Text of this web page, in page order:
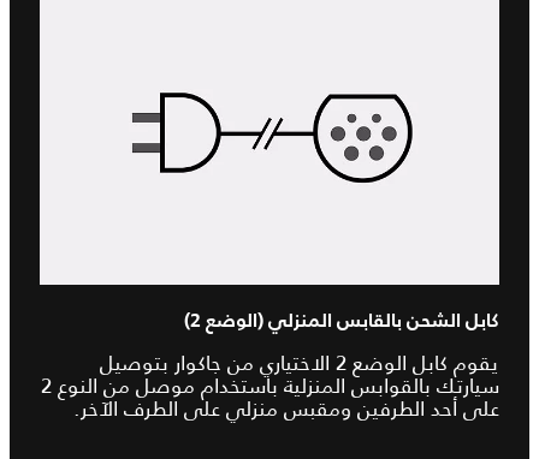
كابل الشحن بالقابس المنزلي (الوضع 2)
يقوم كابل الوضع 2 الاختياري من جاكوار بتوصيل
سيارتك بالقوابس المنزلية باستخدام موصل من النوع 2
على أحد الطرفين ومقبس منزلي على الطرف الآخر.